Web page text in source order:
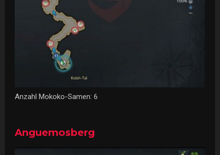
Anzahl Mokoko-Samen: 6
Anguemosberg